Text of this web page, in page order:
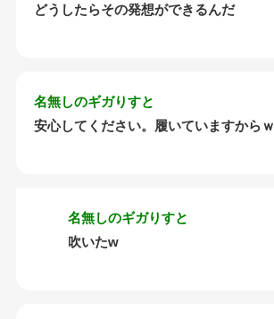
どうしたらその発想ができるんだ
名無しのギガりすと
安心してください。履いていますからｗ
名無しのギガりすと
吹いたw